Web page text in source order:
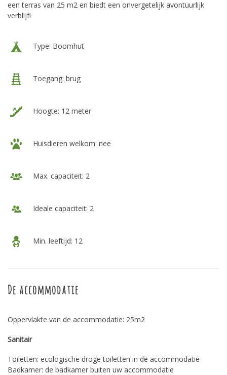
een terras van 25 m2 en biedt een onvergetelijk avontuurlijk
verblijf!
Type: Boomhut
Toegang: brug
Hoogte: 12 meter
Huisdieren welkom: nee
Max. capaciteit: 2
Ideale capaciteit: 2
Min. leeftijd: 12
De accommodatie
Oppervlakte van de accommodatie: 25m2
Sanitair
Toiletten: ecologische droge toiletten in de accommodatie
Badkamer: de badkamer buiten uw accommodatie